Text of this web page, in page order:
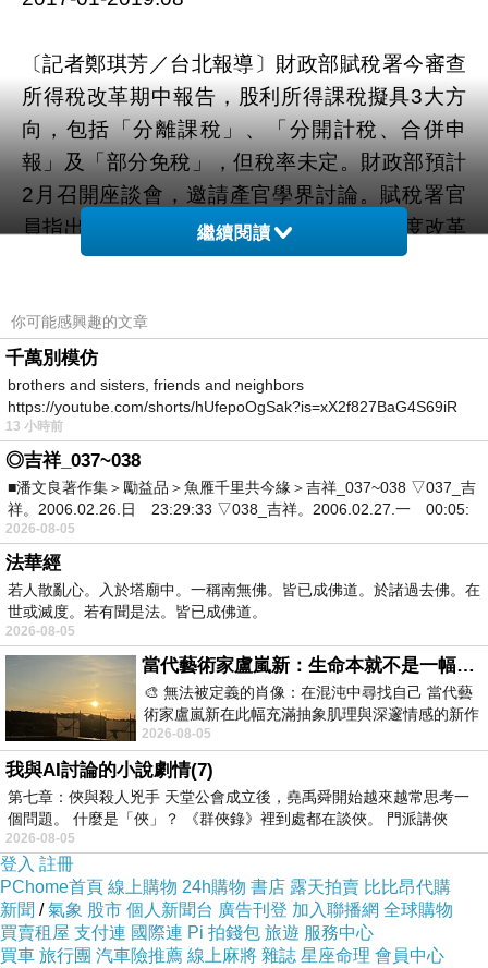
〔記者鄭琪芳／台北報導〕財政部賦稅署今審查
所得稅改革期中報告，股利所得課稅擬具3大方
向，包括「分離課稅」、「分開計稅、合併申
報」及「部分免稅」，但稅率未定。財政部預計
2月召開座談會，邀請產官學界討論。賦稅署官
員指出，有關股利所得課稅及兩稅合一制度改革
方向，期中報告提出32個方案，可歸納出3大方
多少還要試算；此方向可解決內外資稅負不公的
問題，但有低所得加稅、高所得減稅的爭議。官
員表示，股利所得課稅第2大方向是「分開計
稅、合併申報」，計稅方向又可分為3種，包括
單一稅率及累進稅率，累進稅率分成以家戶所得
淨額計算或以股利所得淨額計算；而且，考慮租
稅公平問題，可能搭配定額免稅、比例免稅、儲
蓄投資特別扣除或股利抵減稅額。至於第3大方
向則是「股利所得部分免稅」，也就是「合併計
稅、合併申報」，適用綜所稅累進稅率，可能搭
配無扣除、儲蓄投資特別扣除額及股利抵減稅額
3種方式。賦稅署官員表示，期中報告主要研議
股利所得課稅問題，至於綜所稅及營所稅稅率如
何調整？外資分離課稅稅率是否跟著調整等？還
要進一步研議；預計2月召開座談會，4月中提出
期末報告，5月提出修正草案。
繼續閱讀
你可能感興趣的文章
千萬別模仿
brothers and sisters, friends and neighbors
https://youtube.com/shorts/hUfepoOgSak?is=xX2f827BaG4S69iR
https
13 小時前
◎吉祥_037~038
■潘文良著作集＞勵益品＞魚雁千里共今緣＞吉祥_037~038 ▽037_吉
祥。2006.02.26.日 23:29:33 ▽038_吉祥。2006.02.27.一 00:05:
2026-08-05
法華經
若人散亂心。入於塔廟中。一稱南無佛。皆已成佛道。於諸過去佛。在
世或滅度。若有聞是法。皆已成佛道。
2026-08-05
當代藝術家盧嵐新：生命本就不是一幅能被定義的肖像，在混亂與交疊中拼湊完整的靈魂
🎨 無法被定義的肖像：在混沌中尋找自己 當代藝
術家盧嵐新在此幅充滿抽象肌理與深邃情感的新作
中，以灰白為基底，交織著塗抹、刮擦與
2026-08-05
我與AI討論的小說劇情(7)
第七章：俠與殺人兇手 天堂公會成立後，堯禹舜開始越來越常思考一
個問題。 什麼是「俠」？ 《群俠錄》裡到處都在談俠。 門派講俠
2026-08-05
登入 註冊
PChome首頁 線上購物 24h購物 書店 露天拍賣 比比昂代購
新聞 /氣象 股市 個人新聞台 廣告刊登 加入聯播網 全球購物
買賣租屋 支付連 國際連 Pi 拍錢包 旅遊 服務中心
買車 旅行團 汽車險推薦 線上麻將 雜誌 星座命理 會員中心